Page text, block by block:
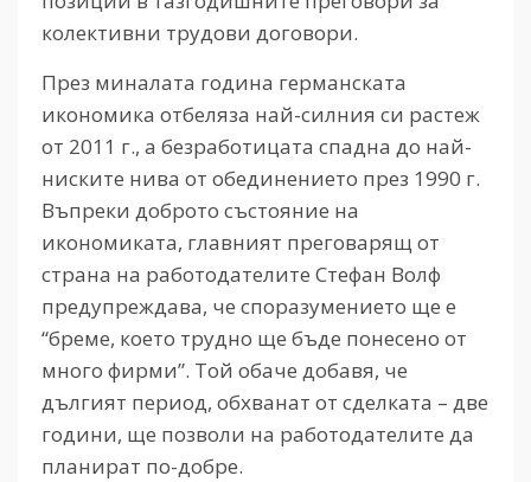
колективни трудови договори.
През миналата година германската
икономика отбеляза най-силния си растеж
от 2011 г., а безработицата спадна до най-
ниските нива от обединението през 1990 г.
Въпреки доброто състояние на
икономиката, главният преговарящ от
страна на работодателите Стефан Волф
предупреждава, че споразумението ще е
“бреме, което трудно ще бъде понесено от
много фирми”. Той обаче добавя, че
дългият период, обхванат от сделката – две
години, ще позволи на работодателите да
планират по-добре.